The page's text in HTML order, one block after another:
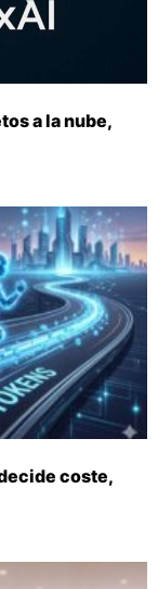
a la nube,
coste,